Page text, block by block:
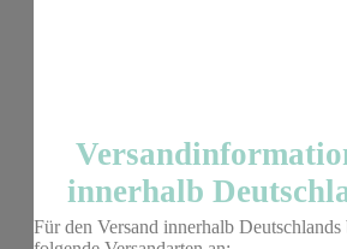
innerhalb
Für den Versand innerhalb